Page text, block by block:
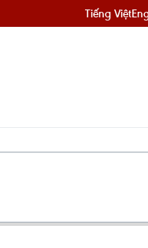
Tiếng Việt